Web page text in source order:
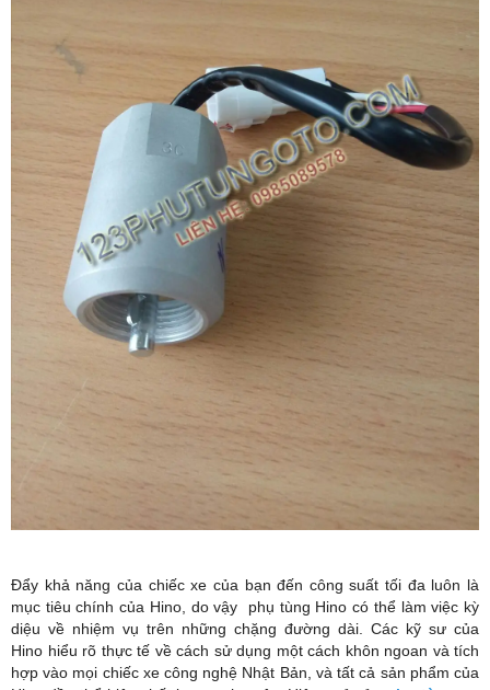
Đẩy khả năng của chiếc xe của bạn đến công suất tối đa luôn là
mục tiêu chính của Hino, do vậy phụ tùng Hino có thể làm việc kỳ
diệu về nhiệm vụ trên những chặng đường dài. Các kỹ sư của
Hino hiểu rõ thực tế về cách sử dụng một cách khôn ngoan và tích
hợp vào mọi chiếc xe công nghệ Nhật Bản, và tất cả sản phẩm của